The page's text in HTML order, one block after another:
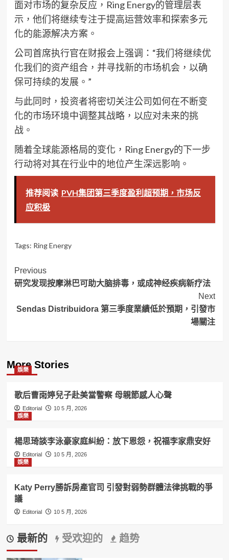
面对市场的复杂反应，Ring Energy的管理层表
示，他们将继续专注于提高运营效率和探索多元
化的能源解决方案。
公司首席执行官在财报会上强调：“我们将继续优
化我们的资产组合，并寻找新的市场机会，以确
保可持续的发展。”
与此同时，投资者将密切关注公司如何在不断变
化的市场环境中调整其战略，以应对未来的挑
战。
随着全球能源格局的变化，Ring Energy的下一步
行动将对其在行业中的地位产生深远影响。
推荐阅读 PVH集团第三季度盈利超预期，市场反
应积极
Tags: Ring Energy
Post
Navigation
Previous
研究发现按摩淋巴可助大脑排毒，或成神经疾病新疗法
Next
Sendas Distribuidora 第三季度業績低於預期，引發市
場關注
More Stories
娛樂
歌后曹雨婷兒子赴美當警察 母親節感人心聲
Editorial
10 5 月, 2026
娛樂
楊思琦談李泳豪家庭糾紛：放下恩怨，祝福李家鼎安好
Editorial
10 5 月, 2026
娛樂
Katy Perry勝訴房產官司 引發對弱勢群體法律挑戰的爭
議
Editorial 10 5 月, 2026
最新的 受欢迎的 趋势